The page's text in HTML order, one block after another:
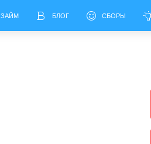
ЗАЙМ БЛОГ СБОРЫ